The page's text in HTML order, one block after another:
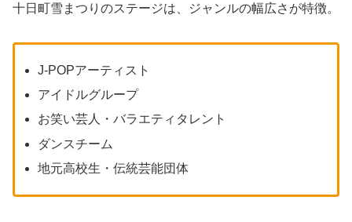
十日町雪まつりのステージは、ジャンルの幅広さが特徴。
J-POPアーティスト
アイドルグループ
お笑い芸人・バラエティタレント
ダンスチーム
地元高校生・伝統芸能団体